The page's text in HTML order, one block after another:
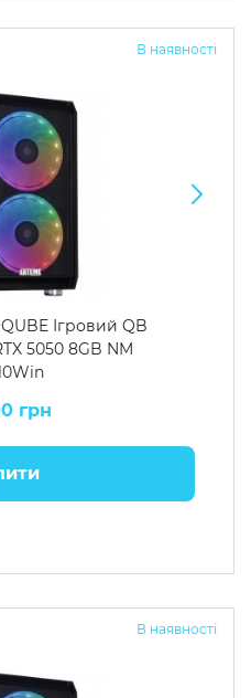
В наявності
Ігровий QB
5050 8GB NM
грн
В наявності